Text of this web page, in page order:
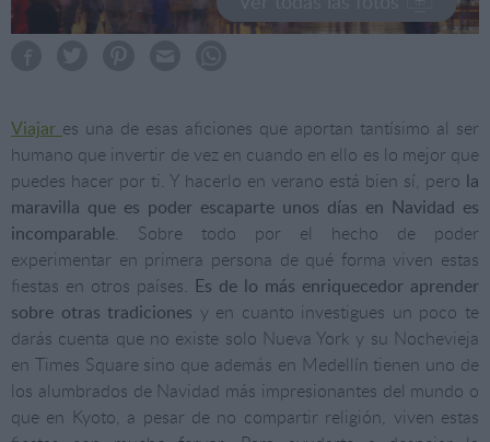
Viajar es una de esas aficiones que aportan tantísimo al ser
humano que invertir de vez en cuando en ello es lo mejor que
puedes hacer por ti. Y hacerlo en verano está bien sí, pero la
maravilla que es poder escaparte unos días en Navidad es
incomparable. Sobre todo por el hecho de poder
experimentar en primera persona de qué forma viven estas
fiestas en otros países. Es de lo más enriquecedor aprender
sobre otras tradiciones y en cuanto investigues un poco te
darás cuenta que no existe solo Nueva York y su Nochevieja
en Times Square sino que además en Medellín tienen uno de
los alumbrados de Navidad más impresionantes del mundo o
que en Kyoto, a pesar de no compartir religión, viven estas